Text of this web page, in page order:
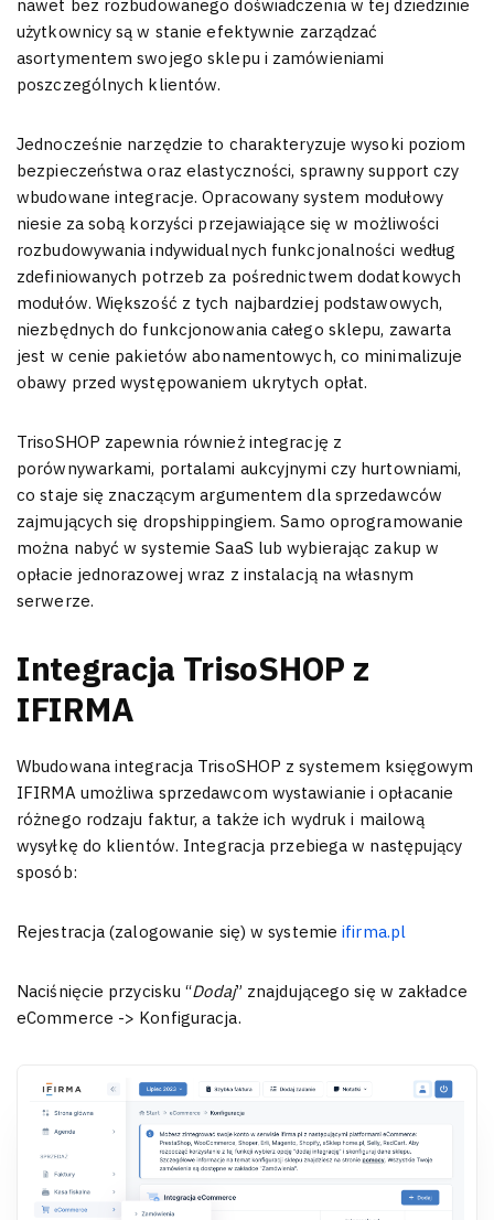
nawet bez rozbudowanego doświadczenia w tej dziedzinie
użytkownicy są w stanie efektywnie zarządzać
asortymentem swojego sklepu i zamówieniami
poszczególnych klientów.
Jednocześnie narzędzie to charakteryzuje wysoki poziom
bezpieczeństwa oraz elastyczności, sprawny support czy
wbudowane integracje. Opracowany system modułowy
niesie za sobą korzyści przejawiające się w możliwości
rozbudowywania indywidualnych funkcjonalności według
zdefiniowanych potrzeb za pośrednictwem dodatkowych
modułów. Większość z tych najbardziej podstawowych,
niezbędnych do funkcjonowania całego sklepu, zawarta
jest w cenie pakietów abonamentowych, co minimalizuje
obawy przed występowaniem ukrytych opłat.
TrisoSHOP zapewnia również integrację z
porównywarkami, portalami aukcyjnymi czy hurtowniami,
co staje się znaczącym argumentem dla sprzedawców
zajmujących się dropshippingiem. Samo oprogramowanie
można nabyć w systemie SaaS lub wybierając zakup w
opłacie jednorazowej wraz z instalacją na własnym
serwerze.
Integracja TrisoSHOP z
IFIRMA
Wbudowana integracja TrisoSHOP z systemem księgowym
IFIRMA umożliwa sprzedawcom wystawianie i opłacanie
różnego rodzaju faktur, a także ich wydruk i mailową
wysyłkę do klientów. Integracja przebiega w następujący
sposób:
Rejestracja (zalogowanie się) w systemieifirma.pl
Naciśnięcie przycisku “Dodaj” znajdującego się w zakładce
eCommerce -> Konfiguracja.